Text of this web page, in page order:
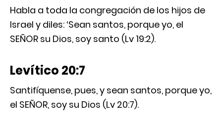
Habla a toda la congregación de los hijos de
Israel y diles: ‘Sean santos, porque yo, el
SEÑOR su Dios, soy santo (Lv 19:2).
Levítico 20:7
Santifíquense, pues, y sean santos, porque yo,
el SEÑOR, soy su Dios (Lv 20:7).